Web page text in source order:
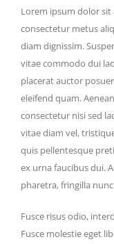
Lorem ipsum dolor sit
consectetur metus
diam dignissim.
vitae commodo dui
placerat auctor
eleifend quam.
consectetur nisi sed
vitae diam vel,
quis pellentesque
ex urna faucibus dui.
pharetra, fringilla
Fusce risus odio,
Fusce molestie eget